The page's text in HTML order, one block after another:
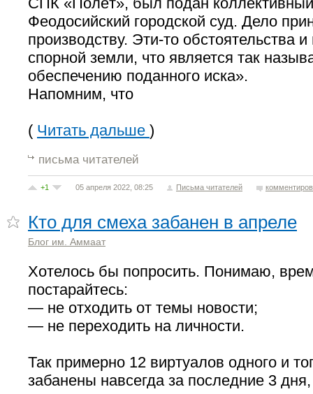
Феодосийский городской суд. Дело
производству. Эти-то обстоятельства
спорной земли, что является так
обеспечению поданного иска».
Напомним, что
( Читать дальше )
письма читателей
+1 05 апреля 2022, 08:25 Письма читателей
Кто для смеха забанен в апреле
Блог им. Аммаат
Хотелось бы попросить. Понимаю,
постарайтесь:
— не отходить от темы новости;
— не переходить на личности.
Так примерно 12 виртуалов одного и
забанены навсегда за последние 3